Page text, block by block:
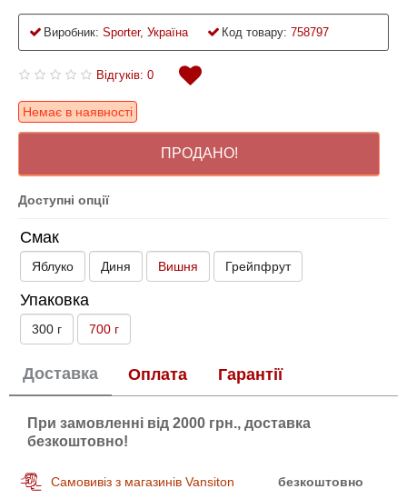
Виробник: Sporter, Україна Код товару: 758797
Відгуків: 0
Немає в наявності
ПРОДАНО!
Доступні опції
Смак
Яблуко Диня Вишня Грейпфрут
Упаковка
300 г 700 г
Доставка Оплата Гарантії
При замовленні від 2000 грн., доставка
безкоштовно!
Самовивіз з магазинів Vansiton безкоштовно